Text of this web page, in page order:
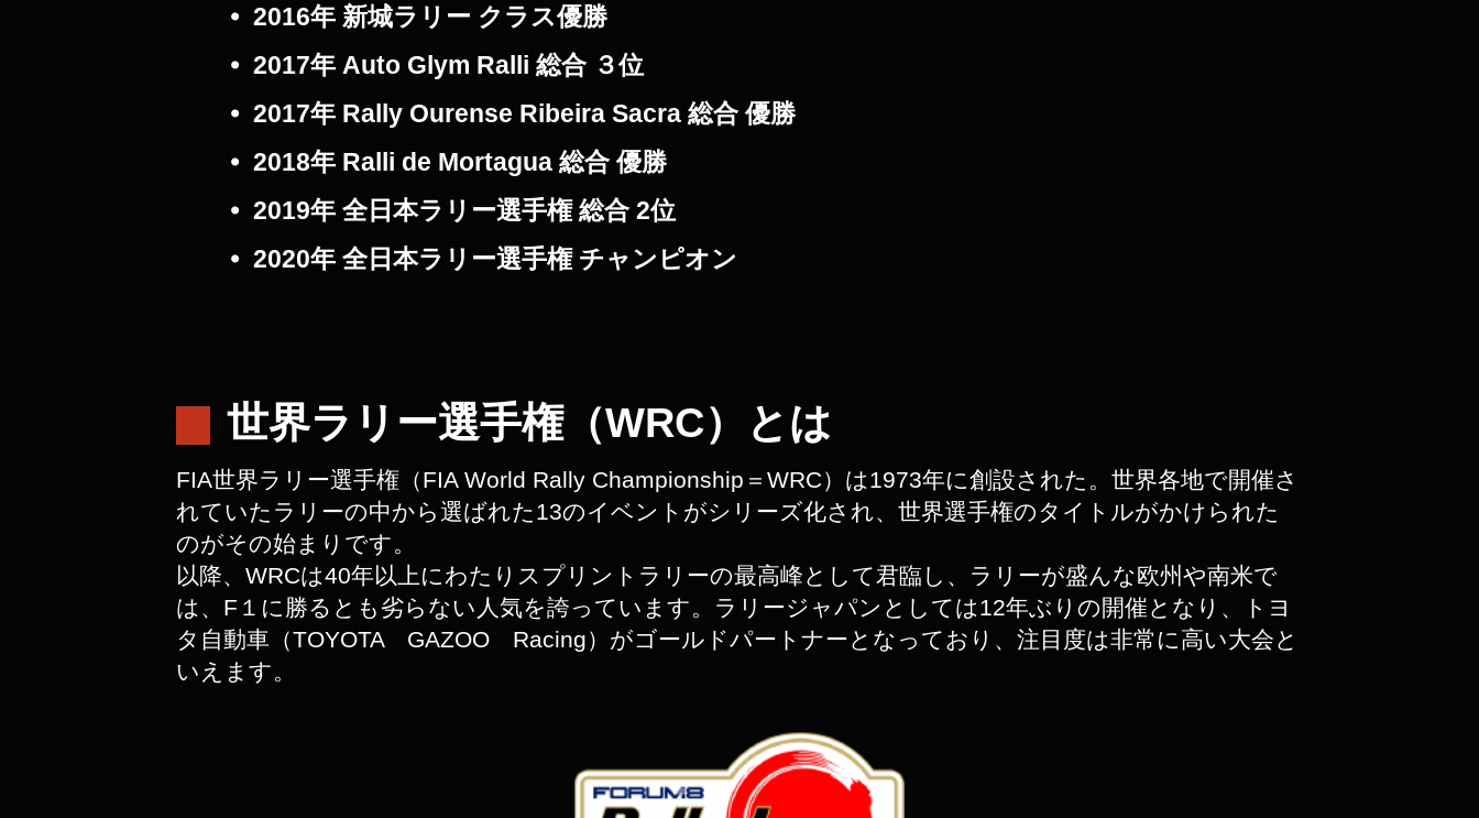
2016年 新城ラリー クラス優勝
2017年 Auto Glym Ralli 総合 ３位
2017年 Rally Ourense Ribeira Sacra 総合 優勝
2018年 Ralli de Mortagua 総合 優勝
2019年 全日本ラリー選手権 総合 2位
2020年 全日本ラリー選手権 チャンピオン
世界ラリー選手権（WRC）とは
FIA世界ラリー選手権（FIA World Rally Championship＝WRC）は1973年に創設された。世界各地で開催さ
れていたラリーの中から選ばれた13のイベントがシリーズ化され、世界選手権のタイトルがかけられた
のがその始まりです。
以降、WRCは40年以上にわたりスプリントラリーの最高峰として君臨し、ラリーが盛んな欧州や南米で
は、F１に勝るとも劣らない人気を誇っています。ラリージャパンとしては12年ぶりの開催となり、トヨ
タ自動車（TOYOTA GAZOO Racing）がゴールドパートナーとなっており、注目度は非常に高い大会と
いえます。